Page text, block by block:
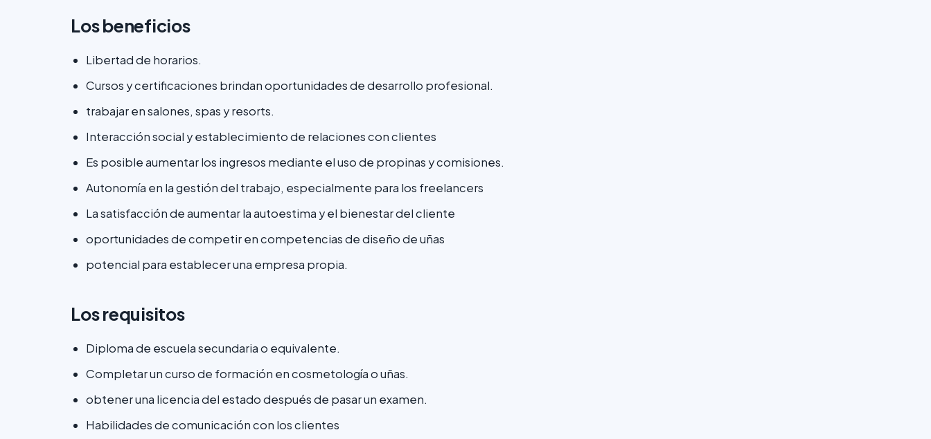
Los beneficios
Libertad de horarios.
Cursos y certificaciones brindan oportunidades de desarrollo profesional.
trabajar en salones, spas y resorts.
Interacción social y establecimiento de relaciones con clientes
Es posible aumentar los ingresos mediante el uso de propinas y comisiones.
Autonomía en la gestión del trabajo, especialmente para los freelancers
La satisfacción de aumentar la autoestima y el bienestar del cliente
oportunidades de competir en competencias de diseño de uñas
potencial para establecer una empresa propia.
Los requisitos
Diploma de escuela secundaria o equivalente.
Completar un curso de formación en cosmetología o uñas.
obtener una licencia del estado después de pasar un examen.
Habilidades de comunicación con los clientes